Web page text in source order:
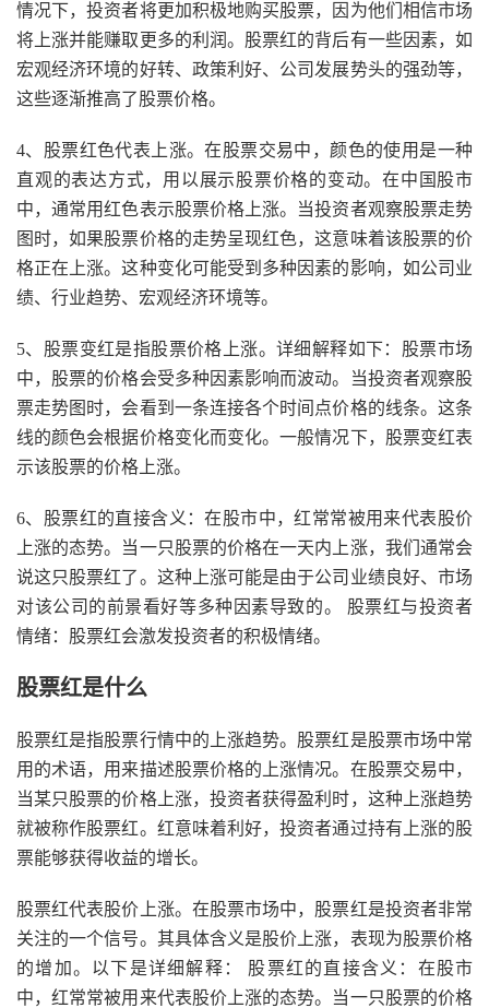
情况下，投资者将更加积极地购买股票，因为他们相信市场
将上涨并能赚取更多的利润。股票红的背后有一些因素，如
宏观经济环境的好转、政策利好、公司发展势头的强劲等，
这些逐渐推高了股票价格。
4、股票红色代表上涨。在股票交易中，颜色的使用是一种
直观的表达方式，用以展示股票价格的变动。在中国股市
中，通常用红色表示股票价格上涨。当投资者观察股票走势
图时，如果股票价格的走势呈现红色，这意味着该股票的价
格正在上涨。这种变化可能受到多种因素的影响，如公司业
绩、行业趋势、宏观经济环境等。
5、股票变红是指股票价格上涨。详细解释如下：股票市场
中，股票的价格会受多种因素影响而波动。当投资者观察股
票走势图时，会看到一条连接各个时间点价格的线条。这条
线的颜色会根据价格变化而变化。一般情况下，股票变红表
示该股票的价格上涨。
6、股票红的直接含义：在股市中，红常常被用来代表股价
上涨的态势。当一只股票的价格在一天内上涨，我们通常会
说这只股票红了。这种上涨可能是由于公司业绩良好、市场
对该公司的前景看好等多种因素导致的。 股票红与投资者
情绪：股票红会激发投资者的积极情绪。
股票红是什么
股票红是指股票行情中的上涨趋势。股票红是股票市场中常
用的术语，用来描述股票价格的上涨情况。在股票交易中，
当某只股票的价格上涨，投资者获得盈利时，这种上涨趋势
就被称作股票红。红意味着利好，投资者通过持有上涨的股
票能够获得收益的增长。
股票红代表股价上涨。在股票市场中，股票红是投资者非常
关注的一个信号。其具体含义是股价上涨，表现为股票价格
的增加。以下是详细解释： 股票红的直接含义：在股市
中，红常常被用来代表股价上涨的态势。当一只股票的价格